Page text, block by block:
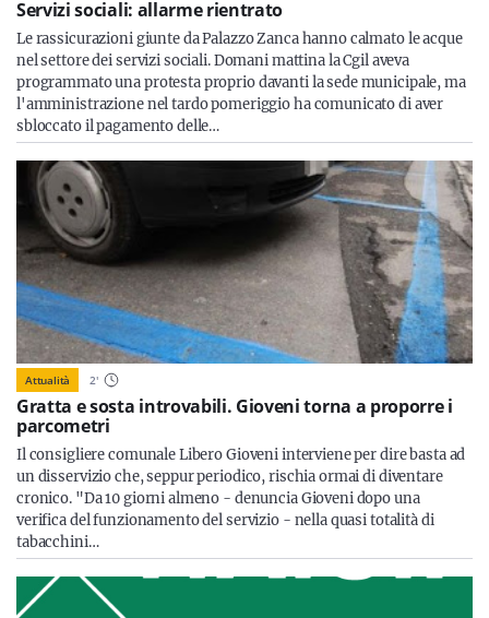
Servizi sociali: allarme rientrato
Le rassicurazioni giunte da Palazzo Zanca hanno calmato le acque
nel settore dei servizi sociali. Domani mattina la Cgil aveva
programmato una protesta proprio davanti la sede municipale, ma
l'amministrazione nel tardo pomeriggio ha comunicato di aver
sbloccato il pagamento delle…
Attualità 2'
Gratta e sosta introvabili. Gioveni torna a proporre i
parcometri
Il consigliere comunale Libero Gioveni interviene per dire basta ad
un disservizio che, seppur periodico, rischia ormai di diventare
cronico. "Da 10 giorni almeno - denuncia Gioveni dopo una
verifica del funzionamento del servizio - nella quasi totalità di
tabacchini…